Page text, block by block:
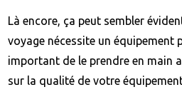
Là encore, ça peut sembler
voyage nécessite un équipement
important de le prendre en main
sur la qualité de votre